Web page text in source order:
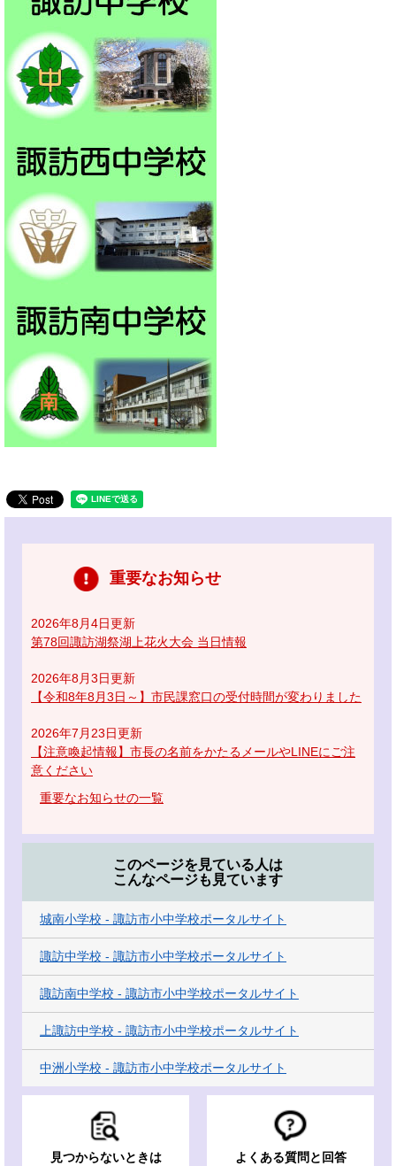
重要なお知らせ
2026年8月4日更新
第78回諏訪湖祭湖上花火大会 当日情報
2026年8月3日更新
【令和8年8月3日～】市民課窓口の受付時間が変わりました
2026年7月23日更新
【注意喚起情報】市長の名前をかたるメールやLINEにご注
意ください
重要なお知らせの一覧
このページを見ている人は
こんなページも見ています
城南小学校 - 諏訪市小中学校ポータルサイト
諏訪中学校 - 諏訪市小中学校ポータルサイト
諏訪南中学校 - 諏訪市小中学校ポータルサイト
上諏訪中学校 - 諏訪市小中学校ポータルサイト
中洲小学校 - 諏訪市小中学校ポータルサイト
見つからないときは よくある質問と回答